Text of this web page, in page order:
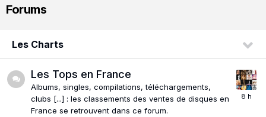
Forums
Les Charts
Les Tops en France
Albums, singles, compilations, téléchargements,
clubs [...] : les classements des ventes de disques en
France se retrouvent dans ce forum.